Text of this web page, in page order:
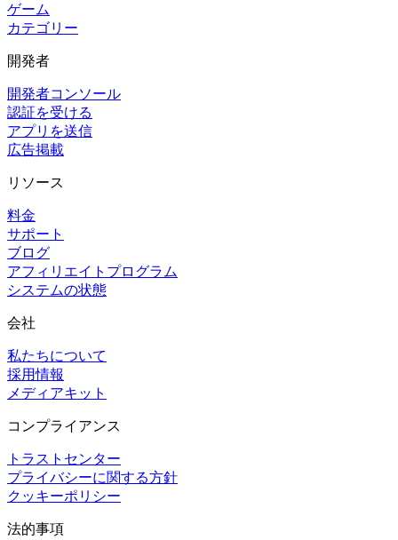
ゲーム
カテゴリー
開発者
開発者コンソール
認証を受ける
アプリを送信
広告掲載
リソース
料金
サポート
ブログ
アフィリエイトプログラム
システムの状態
会社
私たちについて
採用情報
メディアキット
コンプライアンス
トラストセンター
プライバシーに関する方針
クッキーポリシー
法的事項